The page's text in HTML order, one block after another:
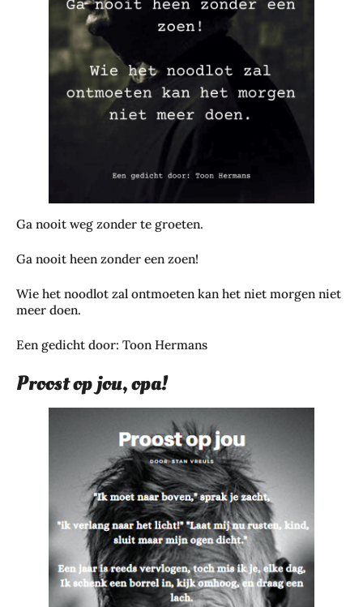
Ga nooit weg zonder te groeten.
Ga nooit heen zonder een zoen!
Wie het noodlot zal ontmoeten kan het niet morgen niet
meer doen.
Een gedicht door: Toon Hermans
Proost op jou, opa!